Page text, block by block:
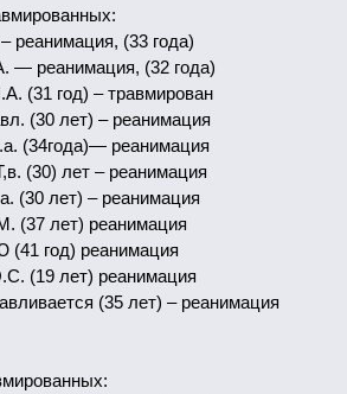
реанимация, (33 года)
— реанимация, (32 года)
(31 год) – травмирован
(30 лет) – реанимация
(34года)— реанимация
(30) лет – реанимация
(30 лет) – реанимация
(37 лет) реанимация
год) реанимация
(19 лет) реанимация
(35 лет) – реанимация